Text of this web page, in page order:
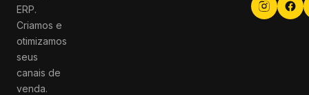
ERP.
Criamos e
otimizamos
seus
canais de
venda.